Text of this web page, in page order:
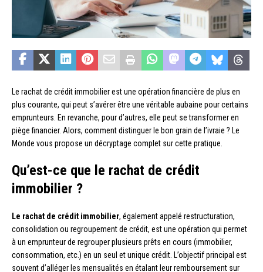
Le rachat de crédit immobilier est une opération financière de plus en
plus courante, qui peut s’avérer être une véritable aubaine pour certains
emprunteurs. En revanche, pour d’autres, elle peut se transformer en
piège financier. Alors, comment distinguer le bon grain de l’ivraie ? Le
Monde vous propose un décryptage complet sur cette pratique.
Qu’est-ce que le rachat de crédit
immobilier ?
Le rachat de crédit immobilier, également appelé restructuration,
consolidation ou regroupement de crédit, est une opération qui permet
à un emprunteur de regrouper plusieurs prêts en cours (immobilier,
consommation, etc.) en un seul et unique crédit. L’objectif principal est
souvent d’alléger les mensualités en étalant leur remboursement sur